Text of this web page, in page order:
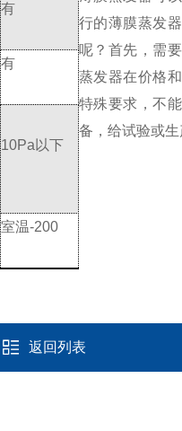
有
有
10Pa以下
室温-200
行的薄膜蒸发
呢？ 首先，需
蒸发器在价格
特殊要求，不
备，给试验或生
返回列表